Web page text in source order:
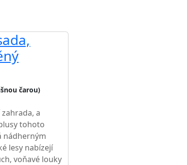
čarou)
a
tohoto
nádherným
lesy nabízejí
voňavé louky